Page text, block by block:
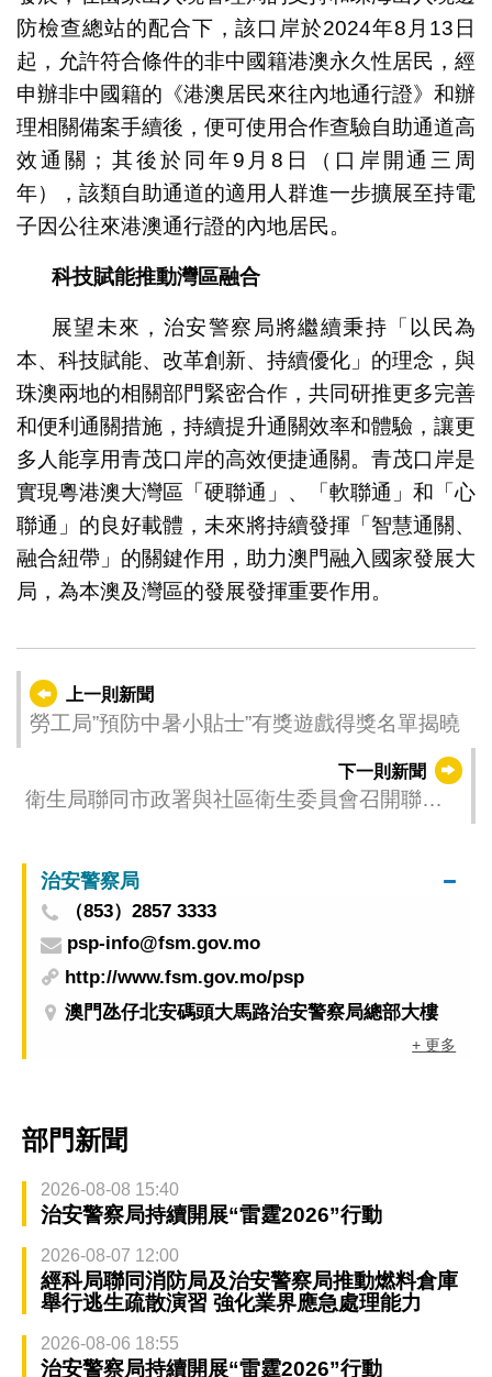
防檢查總站的配合下，該口岸於2024年8月13日
起，允許符合條件的非中國籍港澳永久性居民，經
申辦非中國籍的《港澳居民來往內地通行證》和辦
理相關備案手續後，便可使用合作查驗自助通道高
效通關；其後於同年9月8日（口岸開通三周
年），該類自助通道的適用人群進一步擴展至持電
子因公往來港澳通行證的內地居民。
科技賦能推動灣區融合
展望未來，治安警察局將繼續秉持「以民為
本、科技賦能、改革創新、持續優化」的理念，與
珠澳兩地的相關部門緊密合作，共同研推更多完善
和便利通關措施，持續提升通關效率和體驗，讓更
多人能享用青茂口岸的高效便捷通關。青茂口岸是
實現粵港澳大灣區「硬聯通」、「軟聯通」和「心
聯通」的良好載體，未來將持續發揮「智慧通關、
融合紐帶」的關鍵作用，助力澳門融入國家發展大
局，為本澳及灣區的發展發揮重要作用。
上一則新聞
勞工局”預防中暑小貼士”有獎遊戲得獎名單揭曉
下一則新聞
衛生局聯同市政署與社區衛生委員會召開聯合
治安警察局
（853）2857 3333
psp-info@fsm.gov.mo
http://www.fsm.gov.mo/psp
澳門氹仔北安碼頭大馬路治安警察局總部大樓
+ 更多
部門新聞
2026-08-08 15:40
治安警察局持續開展“雷霆2026”行動
2026-08-07 12:00
經科局聯同消防局及治安警察局推動燃料倉庫
舉行逃生疏散演習 強化業界應急處理能力
2026-08-06 18:55
治安警察局持續開展“雷霆2026”行動